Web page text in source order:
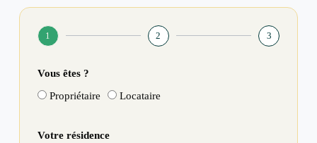
1 2 3
Vous êtes ?
Propriétaire Locataire
Votre résidence